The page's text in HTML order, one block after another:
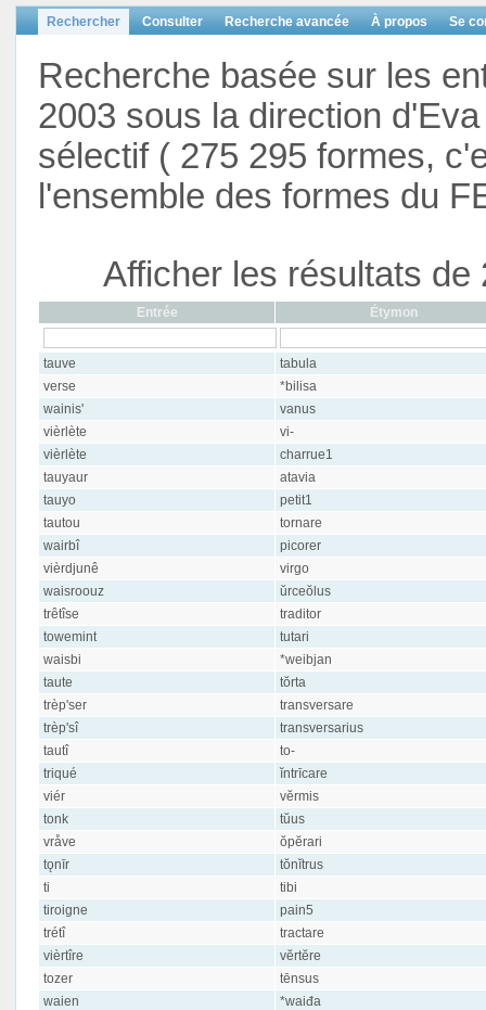
Rechercher Consulter Recherche avancée À propos Se
Recherche basée sur les
2003 sous la direction
sélectif ( 275 295 formes,
l'ensemble des formes du
Afficher les résultats de
Entrée Étymon
tauve
tabula
verse
*bilisa
wainis'
vanus
vièrlète
vi-
vièrlète
charrue1
tauyaur
atavia
tauyo
petit1
tautou
tornare
wairbî
picorer
vièrdjunê
virgo
waisroouz
ŭrceŏlus
trêtîse
traditor
towemint
tutari
waisbi
*weibjan
taute
tŏrta
trèp'ser
transversare
trèp'sî
transversarius
tautî
to-
triqué
ĭntrīcare
viér
vĕrmis
tonk
tŭus
vråve
ŏpĕrari
tǫnīr
tŏnĭtrus
ti
tibi
tiroigne
pain5
trétî
tractare
vièrtîre
vĕrtĕre
tozer
tēnsus
waien
*waiđa